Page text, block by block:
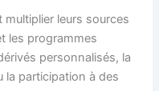
leurs sources
les programmes
personnalisés, la
la participation à des